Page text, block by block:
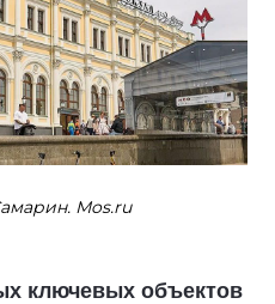
Mos.ru
ключевых объектов